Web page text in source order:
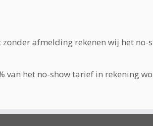
afmelding rekenen wij het no-
van het no-show tarief in rekening